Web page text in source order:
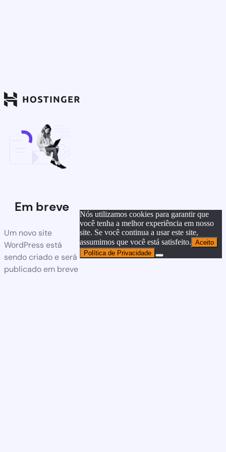
Em breve
Um novo site
WordPress está
sendo criado e será
publicado em breve
Nós utilizamos cookies para garantir que
você tenha a melhor experiência em nosso
site. Se você continua a usar este site,
assumimos que você está satisfeito. Aceito
Política de Privacidade